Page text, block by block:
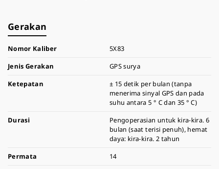
Gerakan
Nomor Kaliber
5X83
Jenis Gerakan
GPS surya
Ketepatan
± 15 detik per bulan (tanpa
menerima sinyal GPS dan pada
suhu antara 5 ° C dan 35 ° C)
Durasi
Pengoperasian untuk kira-kira. 6
bulan (saat terisi penuh), hemat
daya: kira-kira. 2 tahun
Permata
14